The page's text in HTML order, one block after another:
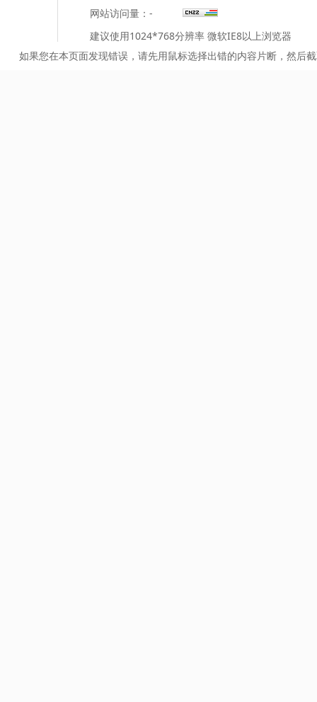
网站访问量： -
建议使用1024*768分辨率 微软IE8以上浏览器
如果您在本页面发现错误，请先用鼠标选择出错的内容片断，然后